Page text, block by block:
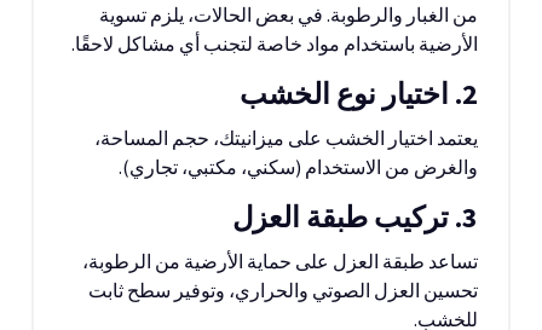
من الغبار والرطوبة. في بعض الحالات، يلزم تسوية
الأرضية باستخدام مواد خاصة لتجنب أي مشاكل لاحقًا.
2. اختيار نوع الخشب
يعتمد اختيار الخشب على ميزانيتك، حجم المساحة،
والغرض من الاستخدام (سكني، مكتبي، تجاري).
3. تركيب طبقة العزل
تساعد طبقة العزل على حماية الأرضية من الرطوبة،
تحسين العزل الصوتي والحراري، وتوفير سطح ثابت
للخشب.